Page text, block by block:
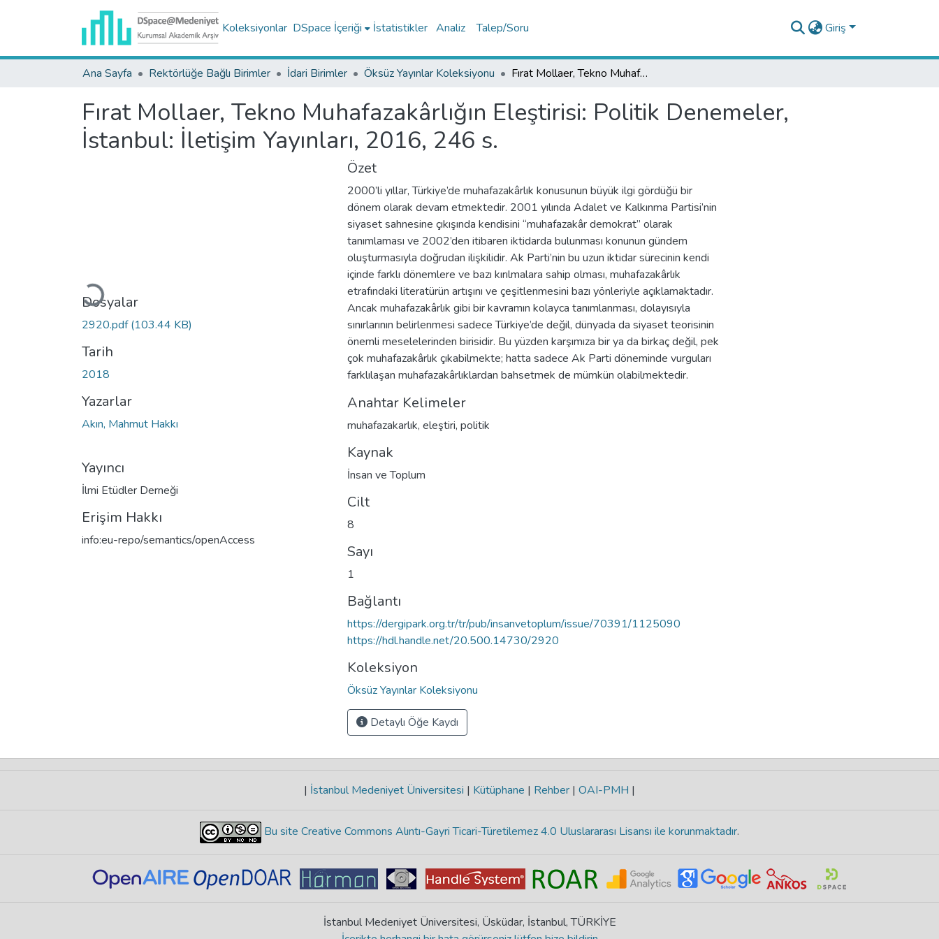
Koleksiyonlar DSpace İçeriği İstatistikler Analiz Talep/Soru Giriş
Ana Sayfa Rektörlüğe Bağlı Birimler İdari Birimler Öksüz Yayınlar Koleksiyonu Fırat Mollaer, Tekno Muhafazakârlığın Eleştirisi: Politik Denemeler, İstanbul: İletişim Yayınları, 2016, 246 s.
Fırat Mollaer, Tekno Muhafazakârlığın Eleştirisi: Politik Denemeler,
İstanbul: İletişim Yayınları, 2016, 246 s.
Yükleniyor...
Dosyalar
2920.pdf(103.44 KB)
Tarih
2018
Yazarlar
Akın, Mahmut Hakkı
Yayıncı
İlmi Etüdler Derneği
Erişim Hakkı
info:eu-repo/semantics/openAccess
Özet
2000’li yıllar, Türkiye’de muhafazakârlık konusunun büyük ilgi gördüğü bir
dönem olarak devam etmektedir. 2001 yılında Adalet ve Kalkınma Partisi’nin
siyaset sahnesine çıkışında kendisini “muhafazakâr demokrat” olarak
tanımlaması ve 2002’den itibaren iktidarda bulunması konunun gündem
oluşturmasıyla doğrudan ilişkilidir. Ak Parti’nin bu uzun iktidar sürecinin kendi
içinde farklı dönemlere ve bazı kırılmalara sahip olması, muhafazakârlık
etrafındaki literatürün artışını ve çeşitlenmesini bazı yönleriyle açıklamaktadır.
Ancak muhafazakârlık gibi bir kavramın kolayca tanımlanması, dolayısıyla
sınırlarının belirlenmesi sadece Türkiye’de değil, dünyada da siyaset teorisinin
önemli meselelerinden birisidir. Bu yüzden karşımıza bir ya da birkaç değil, pek
çok muhafazakârlık çıkabilmekte; hatta sadece Ak Parti döneminde vurguları
farklılaşan muhafazakârlıklardan bahsetmek de mümkün olabilmektedir.
Anahtar Kelimeler
muhafazakarlık, eleştiri, politik
Kaynak
İnsan ve Toplum
Cilt
8
Sayı
1
Bağlantı
https://dergipark.org.tr/tr/pub/insanvetoplum/issue/70391/1125090
https://hdl.handle.net/20.500.14730/2920
Koleksiyon
Öksüz Yayınlar Koleksiyonu
Detaylı Öğe Kaydı
| İstanbul Medeniyet Üniversitesi | Kütüphane | Rehber | OAI-PMH |
Bu site Creative Commons Alıntı-Gayri Ticari-Türetilemez 4.0 Uluslararası Lisansı ile korunmaktadır.
İstanbul Medeniyet Üniversitesi, Üsküdar, İstanbul, TÜRKİYE